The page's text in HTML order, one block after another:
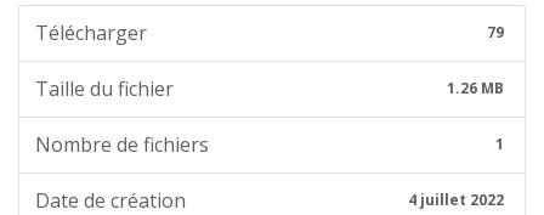
Télécharger 79
Taille du fichier 1.26 MB
Nombre de fichiers 1
Date de création 4 juillet 2022